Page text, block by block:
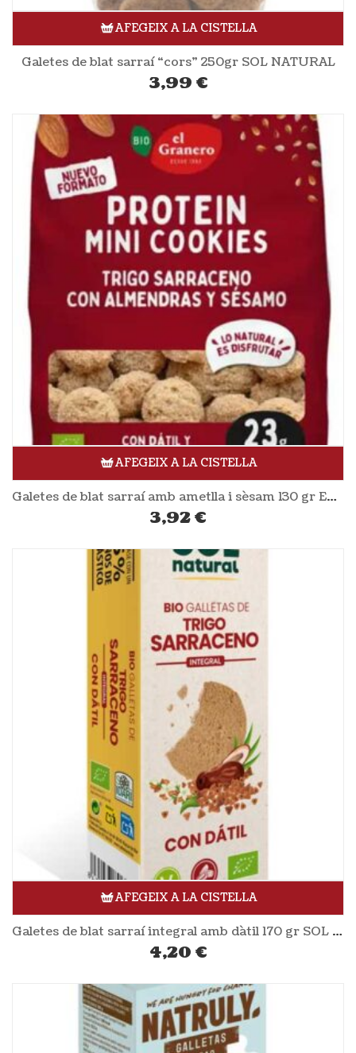
AFEGEIX A LA CISTELLA
Galetes de blat sarraí “cors” 250gr SOL NATURAL
3,99 €
AFEGEIX A LA CISTELLA
Galetes de blat sarraí amb ametlla i sèsam 130 gr EL GRANERO
3,92€
AFEGEIX A LA CISTELLA
Galetes de blat sarraí integral amb dàtil 170 gr SOL NATURAL
4,20 €